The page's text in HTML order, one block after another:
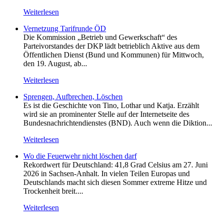
Weiterlesen
Vernetzung Tarifrunde ÖD
Die Kommission „Betrieb und Gewerkschaft“ des
Parteivorstandes der DKP lädt betrieblich Aktive aus dem
Öffentlichen Dienst (Bund und Kommunen) für Mittwoch,
den 19. August, ab...
Weiterlesen
Sprengen, Aufbrechen, Löschen
Es ist die Geschichte von Tino, Lothar und Katja. Erzählt
wird sie an prominenter Stelle auf der Internetseite des
Bundesnachrichtendienstes (BND). Auch wenn die Diktion...
Weiterlesen
Wo die Feuerwehr nicht löschen darf
Rekordwert für Deutschland: 41,8 Grad Celsius am 27. Juni
2026 in Sachsen-Anhalt. In vielen Teilen Europas und
Deutschlands macht sich diesen Sommer extreme Hitze und
Trockenheit breit....
Weiterlesen